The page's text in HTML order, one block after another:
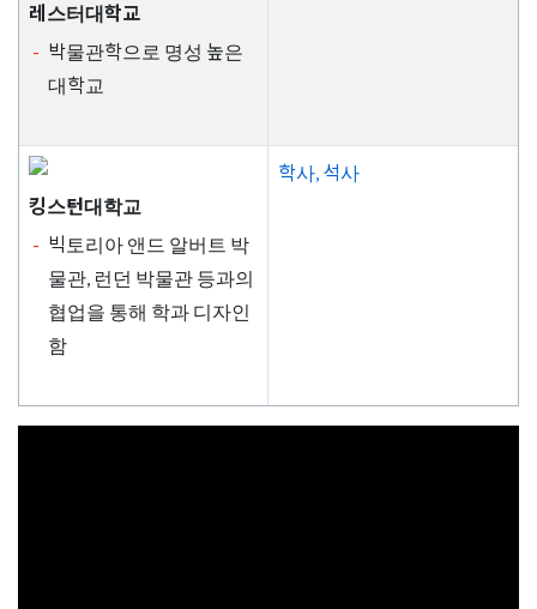
레스터대학교
박물관학으로 명성 높은
대학교
킹스턴대학교
빅토리아 앤드 알버트 박
물관, 런던 박물관 등과의
협업을 통해 학과 디자인
함
학사, 석사